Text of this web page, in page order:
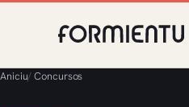
Aniciu/Concursos